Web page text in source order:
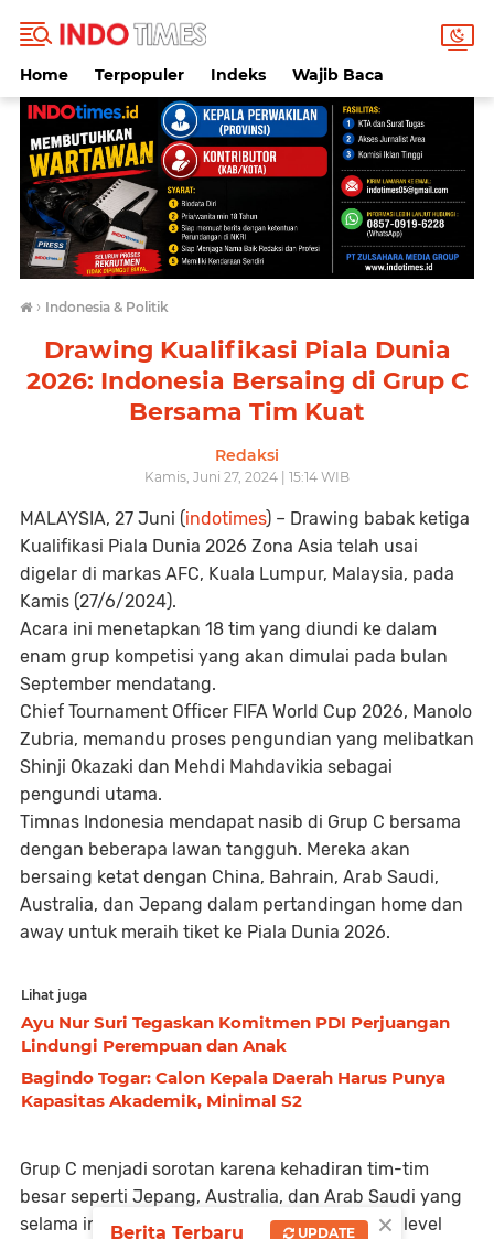
Home Terpopuler Indeks Wajib Baca
› Indonesia & Politik
Drawing Kualifikasi Piala Dunia
2026: Indonesia Bersaing di Grup C
Bersama Tim Kuat
Redaksi
Kamis, Juni 27, 2024 | 15:14 WIB
MALAYSIA, 27 Juni (indotimes) – Drawing babak ketiga
Kualifikasi Piala Dunia 2026 Zona Asia telah usai
digelar di markas AFC, Kuala Lumpur, Malaysia, pada
Kamis (27/6/2024).
Acara ini menetapkan 18 tim yang diundi ke dalam
enam grup kompetisi yang akan dimulai pada bulan
September mendatang.
Chief Tournament Officer FIFA World Cup 2026, Manolo
Zubria, memandu proses pengundian yang melibatkan
Shinji Okazaki dan Mehdi Mahdavikia sebagai
pengundi utama.
Timnas Indonesia mendapat nasib di Grup C bersama
dengan beberapa lawan tangguh. Mereka akan
bersaing ketat dengan China, Bahrain, Arab Saudi,
Australia, dan Jepang dalam pertandingan home dan
away untuk meraih tiket ke Piala Dunia 2026.
Lihat juga
Ayu Nur Suri Tegaskan Komitmen PDI Perjuangan
Lindungi Perempuan dan Anak
Bagindo Togar: Calon Kepala Daerah Harus Punya
Kapasitas Akademik, Minimal S2
Grup C menjadi sorotan karena kehadiran tim-tim
besar seperti Jepang, Australia, dan Arab Saudi yang
selama ini dikenal dengan performa unggul di level
×
Berita Terbaru UPDATE